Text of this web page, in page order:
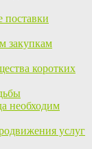
поставки
закупкам
коротких
необходим
услуг